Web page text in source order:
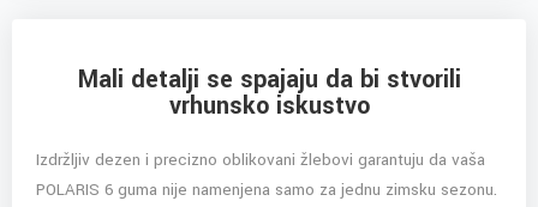
Mali detalji se spajaju da bi stvorili
vrhunsko iskustvo
Izdržljiv dezen i precizno oblikovani žlebovi garantuju da vaša
POLARIS 6 guma nije namenjena samo za jednu zimsku sezonu.